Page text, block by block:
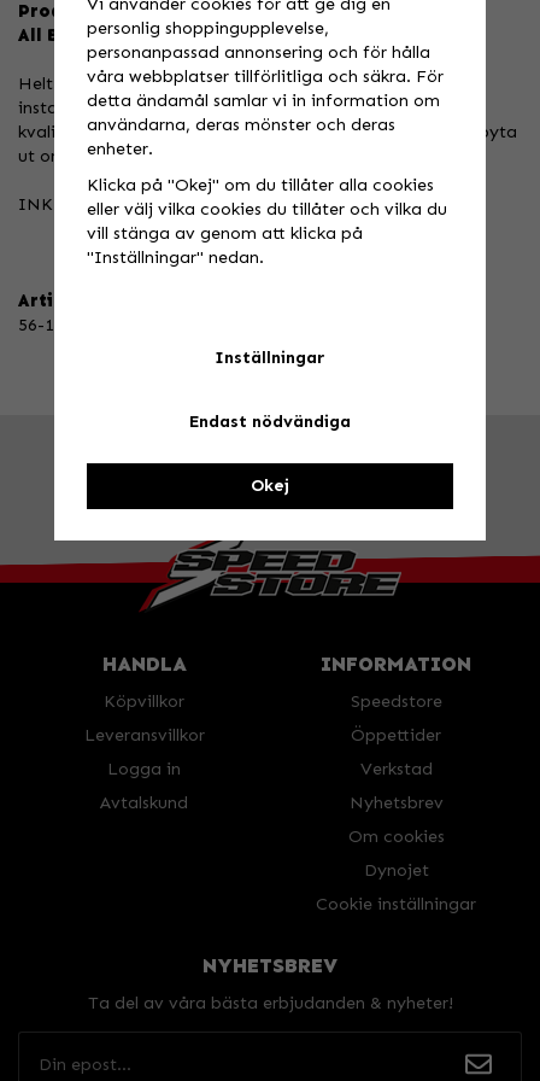
Produktbeskrivning:
All Balls Gaffeltätningssatser
Helt ny design för 2014. Minskad friktion och lättare att
installera. All Balls gaffeltätningssatser håller mycket hög
kvalitet och är ett mycket bra alternativ när du behöver byta
ut original.
INKLUSIVE SKRAPRINGAR!
Artikelnummer:
56-141
FRÅGA OSS!Tel. 026-270030 /info@speedstore.nu
Valbovägen 385, Valbo
HANDLA
Köpvillkor
Leveransvillkor
Logga in
Avtalskund
INFORMATION
Speedstore
Öppettider
Verkstad
Nyhetsbrev
Om cookies
Dynojet
Cookie inställningar
NYHETSBREV
Ta del av våra bästa erbjudanden & nyheter!
personlig shoppingupplevelse,
personanpassad annonsering och för hålla
våra webbplatser tillförlitliga och säkra. För
detta ändamål samlar vi in information om
användarna, deras mönster och deras
enheter.
Klicka på "Okej" om du tillåter alla cookies
eller välj vilka cookies du tillåter och vilka du
vill stänga av genom att klicka på
"Inställningar" nedan.
Inställningar
Endast nödvändiga
Okej